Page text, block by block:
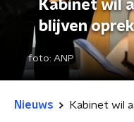
Kabinet wil
blijven
foto: ANP
Nieuws Kabinet wil